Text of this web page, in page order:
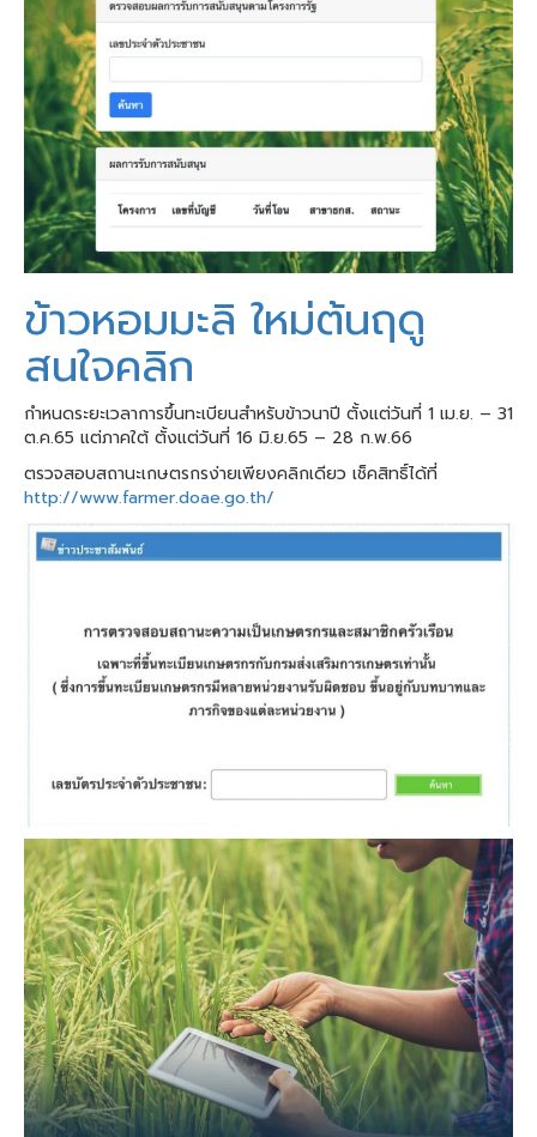
ข้าวหอมมะลิ ใหม่ต้นฤดู
สนใจคลิก
กำหนดระยะเวลาการขึ้นทะเบียนสำหรับข้าวนาปี ตั้งแต่วันที่ 1 เม.ย. – 31
ต.ค.65 แต่ภาคใต้ ตั้งแต่วันที่ 16 มิ.ย.65 – 28 ก.พ.66
ตรวจสอบสถานะเกษตรกรง่ายเพียงคลิกเดียว เช็คสิทธิ์ได้ที่
http://www.farmer.doae.go.th/